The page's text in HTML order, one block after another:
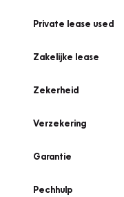
Private lease used
Zakelijke lease
Zekerheid
Verzekering
Garantie
Pechhulp